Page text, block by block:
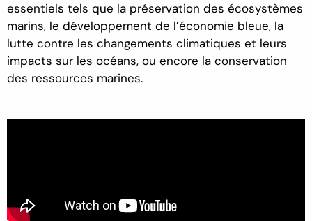
essentiels tels que la préservation des écosystèmes
marins, le développement de l’économie bleue, la
lutte contre les changements climatiques et leurs
impacts sur les océans, ou encore la conservation
des ressources marines.